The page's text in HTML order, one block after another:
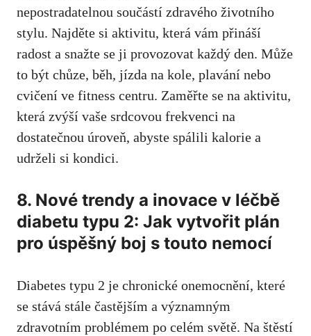
nepostradatelnou součástí zdravého životního‍
stylu. Najděte si aktivitu, která‌ vám přináší
radost a snažte​ se ji provozovat každý den. Může
to být chůze, běh, jízda na kole, plavání‍ nebo
cvičení ve fitness centru. Zaměřte se na aktivitu,
která zvýší vaše srdcovou frekvenci ‌na
dostatečnou úroveň, abyste spálili kalorie​ a
udrželi si kondici.
8. Nové trendy a inovace⁣ v léčbě
diabetu typu‌ 2: Jak vytvořit plán
pro úspěšný boj‌ s touto nemocí
Diabetes typu​ 2 je chronické onemocnění, které
⁤se‌ stává stále ⁢častějším a​ významným
zdravotním⁢ problémem po celém světě. Na štěstí⁣